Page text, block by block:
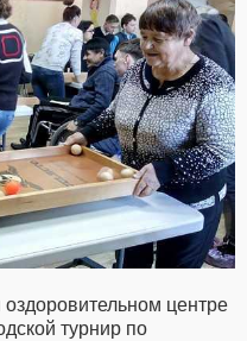
центре
турнир по